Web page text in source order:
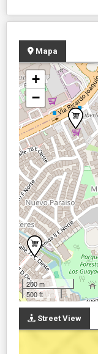
Mapa
+
−
200 m
500 ft
Street View